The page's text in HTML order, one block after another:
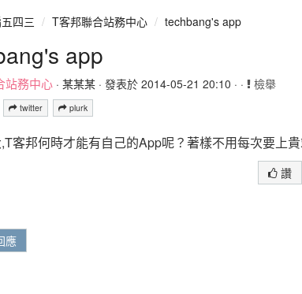
四三 / T客邦聯合站務中心 / techbang's app
app
站務中心 · 某某某 · 發表於 2014-05-21 20:10 · · 檢舉
twitter plurk
客邦何時才能有自己的App呢？著樣不用每次要上
讚
應